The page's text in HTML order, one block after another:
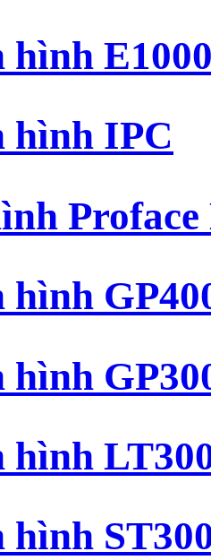
hình
hình IPC
hình
hình
hình
hình